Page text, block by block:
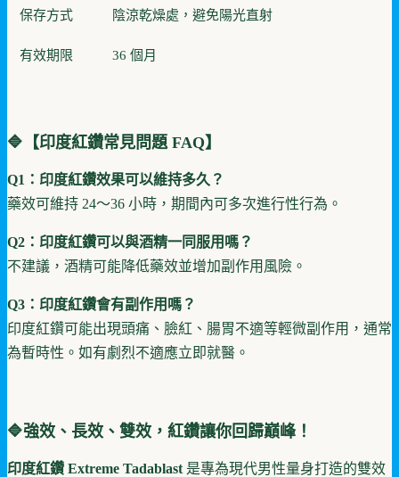
保存方式 陰涼乾燥處，避免陽光直射
有效期限 36 個月
🔷【印度紅鑽常見問題 FAQ】
Q1：印度紅鑽效果可以維持多久？
藥效可維持 24～36 小時，期間內可多次進行性行為。
Q2：印度紅鑽可以與酒精一同服用嗎？
不建議，酒精可能降低藥效並增加副作用風險。
Q3：印度紅鑽會有副作用嗎？
印度紅鑽可能出現頭痛、臉紅、腸胃不適等輕微副作用，通常
為暫時性。如有劇烈不適應立即就醫。
🔷強效、長效、雙效，紅鑽讓你回歸巔峰！
印度紅鑽 Extreme Tadablast 是專為現代男性量身打造的雙效